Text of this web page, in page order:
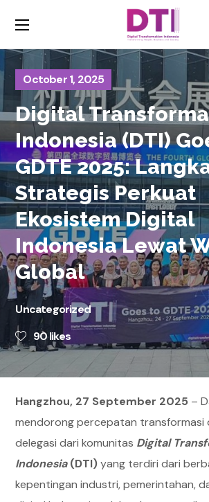
October 1, 2025
Digital
Indonesia (DTI)
GDTE 2025:
Strategis Perkuat
Ekosistem Digital
Indonesia Lewat
Global
Uncategorized
90likes
Hangzhou, 27 September 2025 –
mendorong percepatan transformasi
delegasi dari komunitas Digital
Indonesia(DTI)yang terdiri dari
kepentingan industri, pemerintahan,